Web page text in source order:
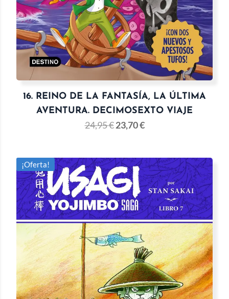
16. REINO DE LA FANTASÍA, LA ÚLTIMA
AVENTURA. DECIMOSEXTO VIAJE
24,95€23,70€
¡Oferta!